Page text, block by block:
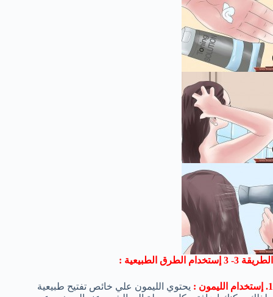
الطريقة 3- 3 إستخدام الطرق الطبيعية :
1. إستخدام الليمون :
يحتوي الليمون علي خائص تفتيح طبيعية